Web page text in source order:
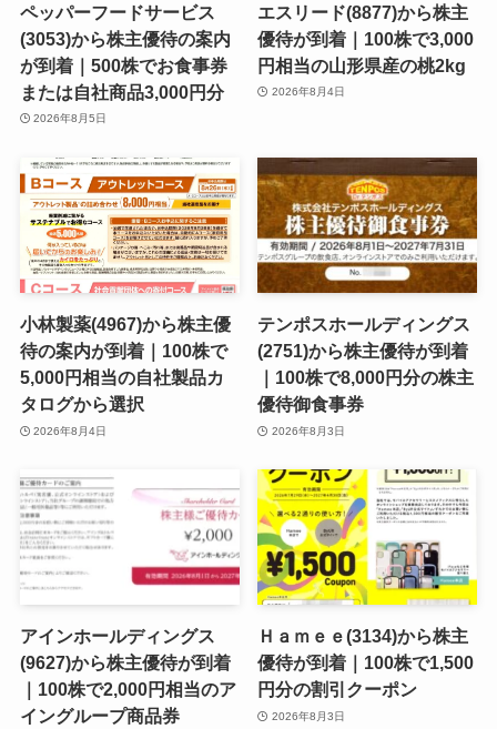
ペッパーフードサービス
(3053)から株主優待の案内
が到着｜500株でお食事券
または自社商品3,000円分
2026年8月5日
エスリード(8877)から株主
優待が到着｜100株で3,000
円相当の山形県産の桃2kg
2026年8月4日
小林製薬(4967)から株主優
待の案内が到着｜100株で
5,000円相当の自社製品カ
タログから選択
2026年8月4日
テンポスホールディングス
(2751)から株主優待が到着
｜100株で8,000円分の株主
優待御食事券
2026年8月3日
アインホールディングス
(9627)から株主優待が到着
｜100株で2,000円相当のア
イングループ商品券
Ｈａｍｅｅ(3134)から株主
優待が到着｜100株で1,500
円分の割引クーポン
2026年8月3日